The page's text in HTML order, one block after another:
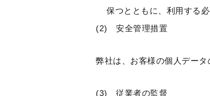
保つとともに、利用する
(2) 安全管理措置
弊社は、お客様の個人デー
(3) 従業者の監督